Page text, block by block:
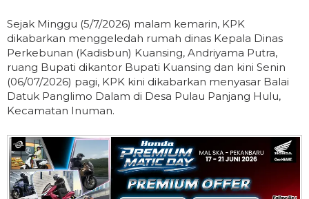
Sejak Minggu (5/7/2026) malam kemarin, KPK
dikabarkan menggeledah rumah dinas Kepala Dinas
Perkebunan (Kadisbun) Kuansing, Andriyama Putra,
ruang Bupati dikantor Bupati Kuansing dan kini Senin
(06/07/2026) pagi, KPK kini dikabarkan menyasar Balai
Datuk Panglimo Dalam di Desa Pulau Panjang Hulu,
Kecamatan Inuman.